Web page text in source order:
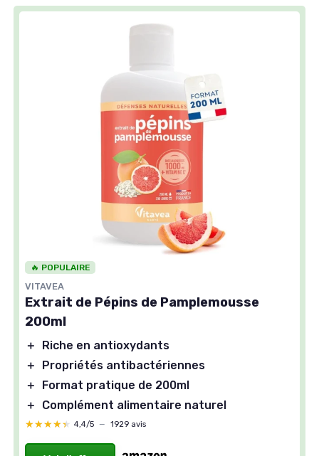
🔥 POPULAIRE
VITAVEA
Extrait de Pépins de Pamplemousse
200ml
＋
Riche en antioxydants
＋
Propriétés antibactériennes
＋
Format pratique de 200ml
＋
Complément alimentaire naturel
★★★★★
★★★★★ 4,4/5 — 1929 avis